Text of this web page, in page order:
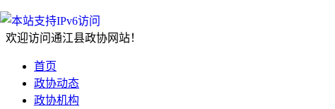
欢迎访问通江县政协网站！
首页
政协动态
政协机构